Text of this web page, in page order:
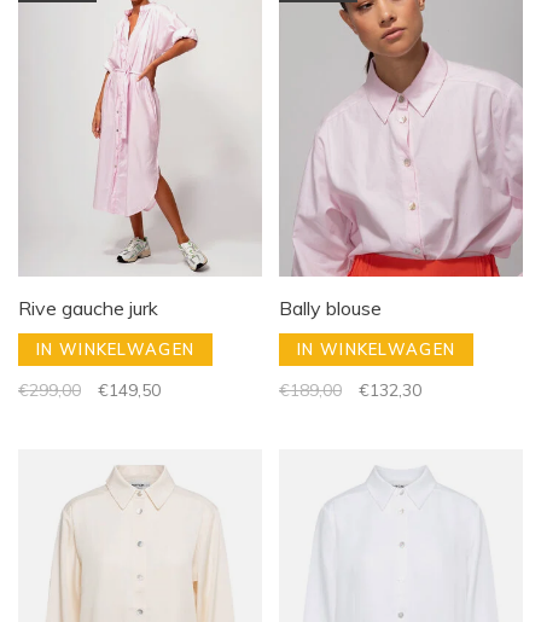
Rive gauche jurk
IN WINKELWAGEN
€299,00 €149,50
Bally blouse
IN WINKELWAGEN
€189,00 €132,30